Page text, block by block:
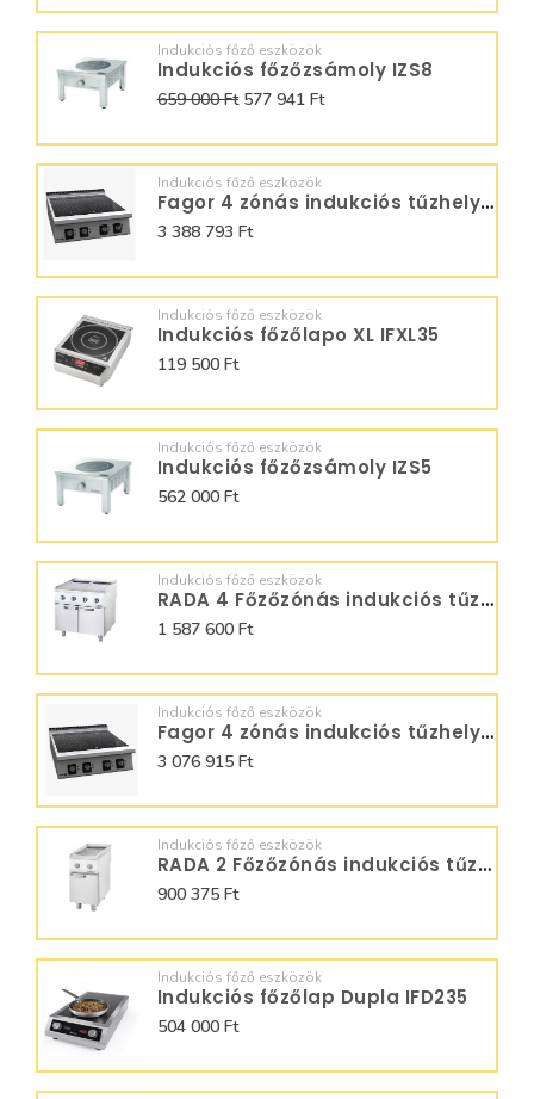
Indukciós főző eszközök
Indukciós főzőzsámoly IZS8
659 000 Ft577 941 Ft
Indukciós főző eszközök
Fagor 4 zónás indukciós tűzhely C-I945
3 388 793 Ft
Indukciós főző eszközök
Indukciós főzőlapo XL IFXL35
119 500 Ft
Indukciós főző eszközök
Indukciós főzőzsámoly IZS5
562 000 Ft
Indukciós főző eszközök
RADA 4 Főzőzónás indukciós tűzhely
1 587 600 Ft
Indukciós főző eszközök
Fagor 4 zónás indukciós tűzhely C-I745
3 076 915 Ft
Indukciós főző eszközök
RADA 2 Főzőzónás indukciós tűzhely
900 375 Ft
Indukciós főző eszközök
Indukciós főzőlap Dupla IFD235
504 000 Ft